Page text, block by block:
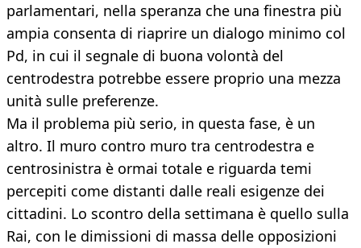
parlamentari, nella speranza che una finestra più
ampia consenta di riaprire un dialogo minimo col
Pd, in cui il segnale di buona volontà del
centrodestra potrebbe essere proprio una mezza
unità sulle preferenze.
Ma il problema più serio, in questa fase, è un
altro. Il muro contro muro tra centrodestra e
centrosinistra è ormai totale e riguarda temi
percepiti come distanti dalle reali esigenze dei
cittadini. Lo scontro della settimana è quello sulla
Rai, con le dimissioni di massa delle opposizioni